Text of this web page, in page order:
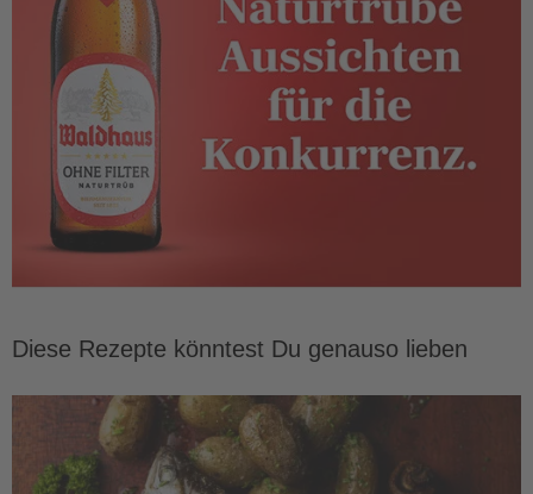
Diese Rezepte könntest Du genauso lieben